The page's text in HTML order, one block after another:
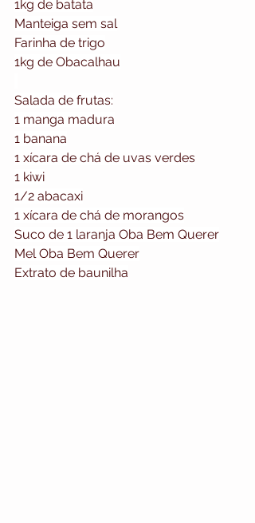
⁠1kg de batata
Manteiga sem sal
Farinha de trigo
⁠⁠1kg de Obacalhau
Salada de frutas:
⁠1 manga madura
1 banana
1 xícara de chá de uvas verdes
1 kiwi
1/2 abacaxi
1 xícara de chá de morangos
Suco de 1 laranja Oba Bem Querer
Mel Oba Bem Querer
Extrato de baunilha